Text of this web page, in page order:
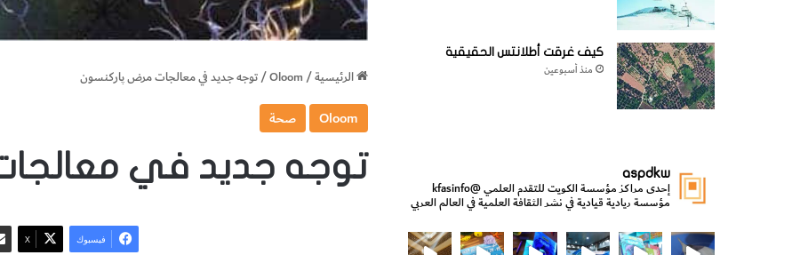
الرئيسية/
Oloom
/توجه جديد في معالجات مرض پاركنسون
Oloom صحة
توجه جديد في
فيسبوك ‫X
كيف غرقت أطلانتس الحقيقية
منذ أسبوعين
aspdkw
إحدى مراكز مؤسسة الكويت للتقدم العلمي@kfasinfo
مؤسسة ريادية قيادية في نشر الثقافة العلمية في العالم العربي
ووزير الدولة لشؤون الش
من الأعماق نكتشف ومن الكتب نتعلّم⁨ رجعنا! ما كنّا بعيد! مجهزين لكم كل جديد!⁩